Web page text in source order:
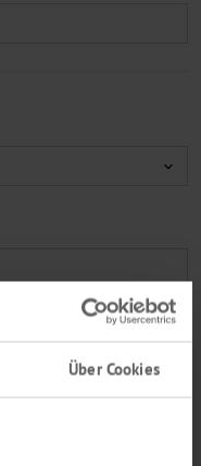
Über Cookies